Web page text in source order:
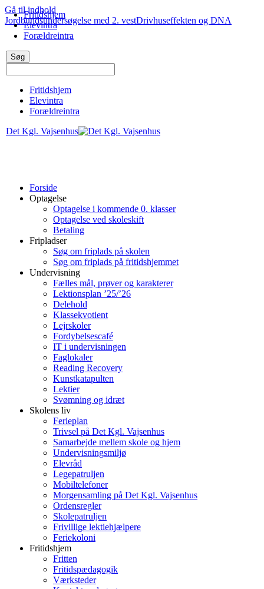
Gå til indhold
Jordbundsundersøgelse med 2. vestDrivhuseffekten og DNA
Fritidshjem
Elevintra
Forældreintra
Det Kgl. Vajsenhus
Forside
Optagelse
Optagelse i kommende 0. klasser
Optagelse ved skoleskift
Betaling
Fripladser
Søg om friplads på skolen
Søg om friplads på fritidshjemmet
Undervisning
Fælles mål, prøver og karakterer
Lektionsplan ’25/’26
Delehold
Klassekvotient
Lejrskoler
Fordybelsescafé
IT i undervisningen
Faglokaler
Reading Recovery
Kunstkatapulten
Lektier
Svømning og idræt
Skolens liv
Ferieplan
Trivsel på Det Kgl. Vajsenhus
Samarbejde mellem skole og hjem
Undervisningsmiljø
Elevråd
Legepatruljen
Mobiltelefoner
Morgensamling på Det Kgl. Vajsenhus
Ordensregler
Skolepatruljen
Frivillige lektiehjælpere
Feriekoloni
Fritidshjem
Fritten
Fritidspædagogik
Værksteder
Fritidshjem
Elevintra
Forældreintra